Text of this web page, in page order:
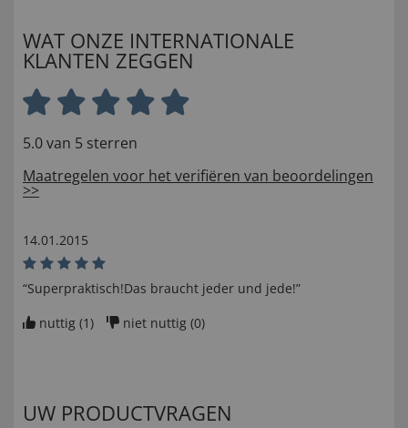
WAT ONZE INTERNATIONALE
KLANTEN ZEGGEN
5.0 van 5 sterren
Maatregelen voor het verifiëren van beoordelingen
>>
14.01.2015
“Superpraktisch!Das braucht jeder und jede!”
nuttig (1) niet nuttig (0)
UW PRODUCTVRAGEN